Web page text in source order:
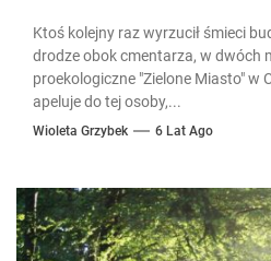
Ktoś kolejny raz wyrzucił śmieci
drodze obok cmentarza, w dwóch
proekologiczne "Zielone Miasto" w
apeluje do tej osoby,...
Wioleta Grzybek 6 Lat Ago